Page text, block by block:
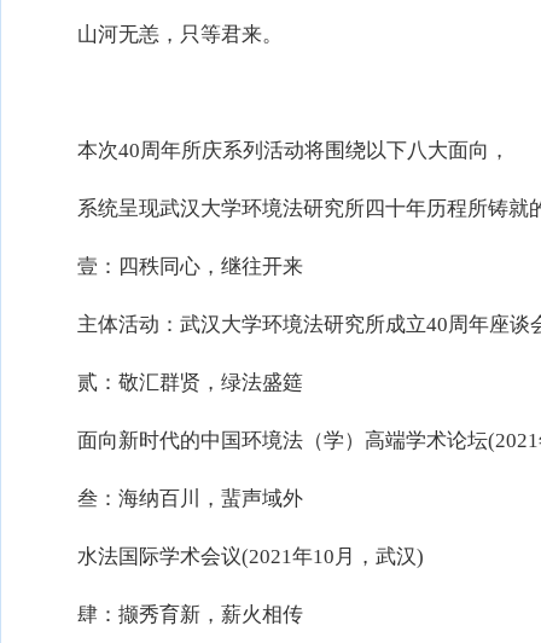
山河无恙，只等君来。
本次40周年所庆系列活动将围绕以下八大面向，
系统呈现武汉大学环境法研究所四十年历程所铸就
壹：四秩同心，继往开来
主体活动：武汉大学环境法研究所成立40周年座谈
贰：敬汇群贤，绿法盛筵
面向新时代的中国环境法（学）高端学术论坛(2021
叁：海纳百川，蜚声域外
水法国际学术会议(2021年10月，武汉)
肆：撷秀育新，薪火相传